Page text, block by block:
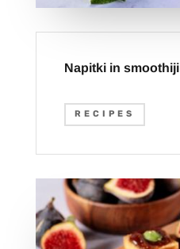
Napitki in smoothiji
RECIPES